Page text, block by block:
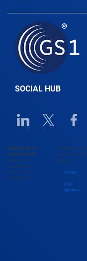
SOCIAL HUB
Linkedin URL link
Twitter URL
MARKEM-IMAJE
DOVER EUROPE
Chemin des
Coquelicots 16
1214 Vernier
Switzerland
The Markem-
below to check
website.
Privacy
EORI
Numbers